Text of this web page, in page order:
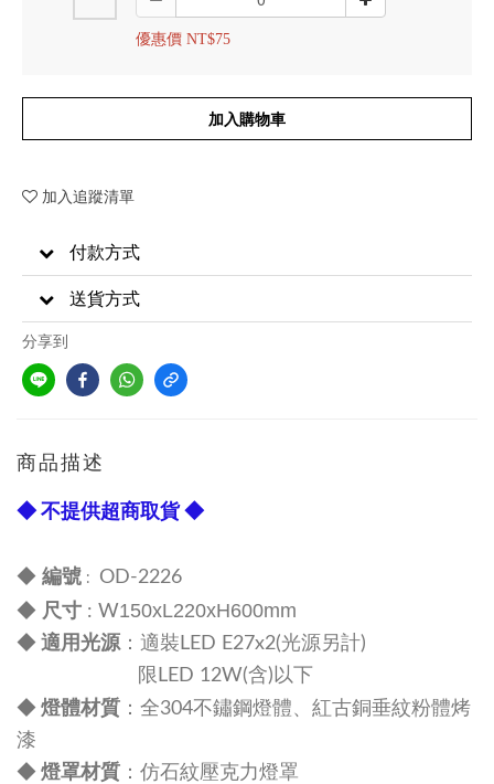
優惠價 NT$75
加入購物車
加入追蹤清單
付款方式
送貨方式
分享到
商品描述
◆ 不提供超商取貨 ◆
◆ 編號 : OD-2226
◆ 尺寸 : W150xL220xH600mm
◆ 適用光源：適裝LED E27x2(光源另計)
限LED 12W(含)以下
◆ 燈體材質 ：全304不鏽鋼燈體、紅古銅垂紋粉體烤
漆
◆ 燈罩材質 ：仿石紋壓克力燈罩